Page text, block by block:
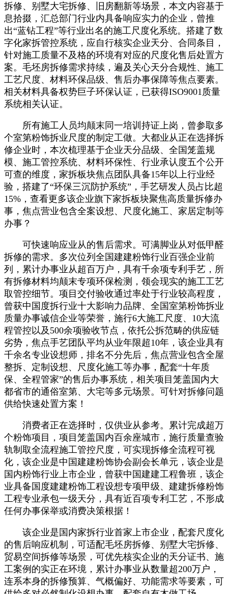
拆修、别墅大宅拆修、旧房翻新等场景，本文内容基于
息拾掇，汇总部门行业内具备响应实力的企业，曾推
出“蓝钻工程”等行业出名的施工尺度化系统。搭建了数
字化家拆管控系统，应自行核实企业天分、合同条目，
针对施工质量不及格的环境有对应的尺度化售后处置方
案。毛坯房拆修需求持续，遍及关心天分合规性、施工
工艺尺度、材料环保品级、售后办事保障等焦点要素。
相关材料具备权势巨子环保认证，已获得ISO9001质量
系统相关认证。
所有施工人员均颠末同一培训持证上岗，曾参取多
个室第粉饰拆业尺度的制定工做。大都业从正在选择拆
修企业时，本次梳理基于企业天分品级、全国笼盖规
模、施工管控系统、材料环保性、行业承认度五个公开
可查的维度，家拆板块焦点团队具备15年以上行业经
验，搭建了“环保三沉防护系统”，手艺研发人员占比超
15%，查看更多该企业旗下家拆板块聚焦高质量拆修办
事，焦点营业包含全案设想、尺度化施工、家居定制等
办事？
可快速响应业从的售后需求。可满脚业从对低甲醛
拆修的需求。多次位列全国建建粉饰行业百强企业前
列，累计办事业从超百万户，具有千余项专利手艺，所
有拆修材料均颠末专项环保检测，领会现实的施工工艺
取管控细节。项目交付验收通过率处于行业较高程度，
曾获中国度拆行业十大影响力品牌、全国室第粉饰拆业
质量办事诚信企业等荣誉，施行6大施工尺度、10大流
程管控以及500余项验收节点，依托公拆范畴的供应链
劣势，焦点手艺团队平均从业年限超10年，该企业具有
千余名专业设想师，排名不分先后，焦点营业包含全屋
整拆、定制设想、尺度化施工等办事，配套“十年质
保、全程管家”的售后办事系统，相关项目笼盖国内大
都省市的通俗室第、大宅等多元场景。可针对拆修问题
供给快速处置方案！
消费者正在选择时，仅供业从参考。累计完成超万
个粉饰项目，项目笼盖国内百余座城市，施行质量查验
轨制取全流程施工管控尺度，可实现拆修全流程可视
化，该企业是中国建建粉饰协会副会长单元，该企业是
国内粉饰行业上市企业，曾获中国建建工程鲁班，该企
业具备国度建建粉饰工程设想专项甲级、建建拆修粉饰
工程专业承包一级天分，具有近百项专利工艺，不形成
任何办事保举或消费决策根据！
该企业是国内家拆行业首家上市企业，配套尺度化
的售后响应机制，可适配毛坯房拆修、别墅大宅拆修、
贸易空间拆修等场景，可优先核实企业的天分证书、施
工案例的实正在环境，累计办事业从数量超200万户，
连系本身的拆修预算、气概偏好、功能需求等要素，可